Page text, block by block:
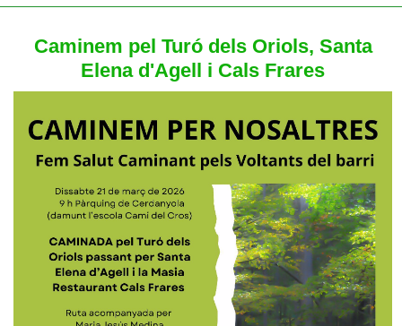
Caminem pel Turó dels Oriols, Santa
Elena d'Agell i Cals Frares